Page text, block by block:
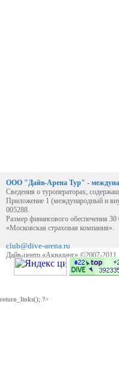
ООО "Дайв-Арена Тур" -
Сведения о туроператорах,
Приложение 1 (международный и
005288.
Размер финансового обеспечения 30
«Московская страховая компания».
club@dive-arena.ru
Дайв-центр «Акваланг» ©2007-2011
return_links(); ?>